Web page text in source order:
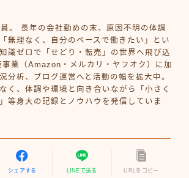
。 長年の会社勤めの末、原因不明の体調
無理なく、自分のペースで働きたい」とい
識ゼロで「せどり・転売」の世界へ飛び込
業（Amazon・メルカリ・ヤフオク）に加
分析、ブログ運営へと活動の幅を拡大中。
く、体調や環境と向き合いながら「小さく
等身大の記録とノウハウを発信していま
シェアする LINEで送る URLをコピー